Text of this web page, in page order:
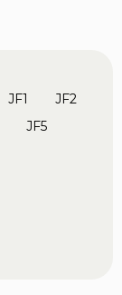
JF1
JF2
JF5